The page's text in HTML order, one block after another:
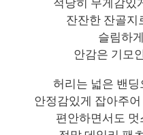
잔잔한 잔골지
슬림하
안감은 기모
허리는 넓은 밴
안정감있게 잡아주
편안하면서도